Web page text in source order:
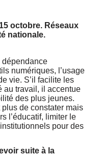
octobre. Réseaux
nationale.
dépendance
numériques, l’usage
vie. S’il facilite les
au travail, il accentue
des plus jeunes.
plus de constater mais
l’éducatif, limiter le
pour des
suite à la